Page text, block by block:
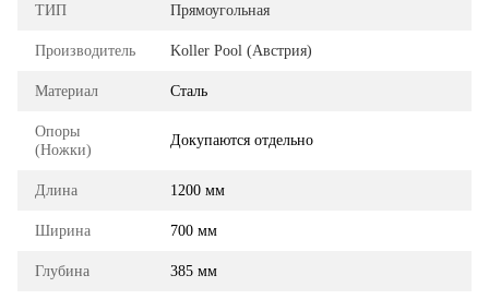
ТИП Прямоугольная
Производитель Koller Pool (Австрия)
Материал Сталь
Опоры
(Ножки)
Докупаются отдельно
Длина 1200 мм
Ширина 700 мм
Глубина 385 мм